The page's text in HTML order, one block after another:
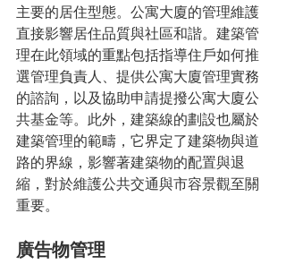
主要的居住型態。公寓大廈的管理維護
直接影響居住品質與社區和諧。建築管
理在此領域的重點包括指導住戶如何推
選管理負責人、提供公寓大廈管理實務
的諮詢，以及協助申請提撥公寓大廈公
共基金等。此外，建築線的劃設也屬於
建築管理的範疇，它界定了建築物與道
路的界線，影響著建築物的配置與退
縮，對於維護公共交通與市容景觀至關
重要。
廣告物管理